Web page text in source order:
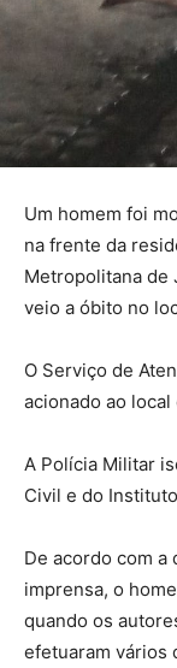
Um homem foi
na frente da
Metropolitana de
veio a óbito no
O Serviço de
acionado ao
A Polícia Militar
Civil e do
De acordo com a
imprensa, o
quando os
efetuaram vários